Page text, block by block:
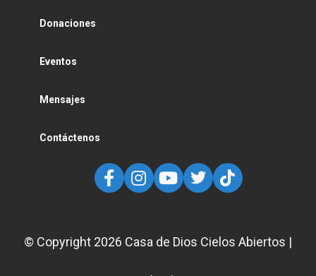
Donaciones
Eventos
Mensajes
Contáctenos
© Copyright 2026 Casa de Dios Cielos Abiertos |